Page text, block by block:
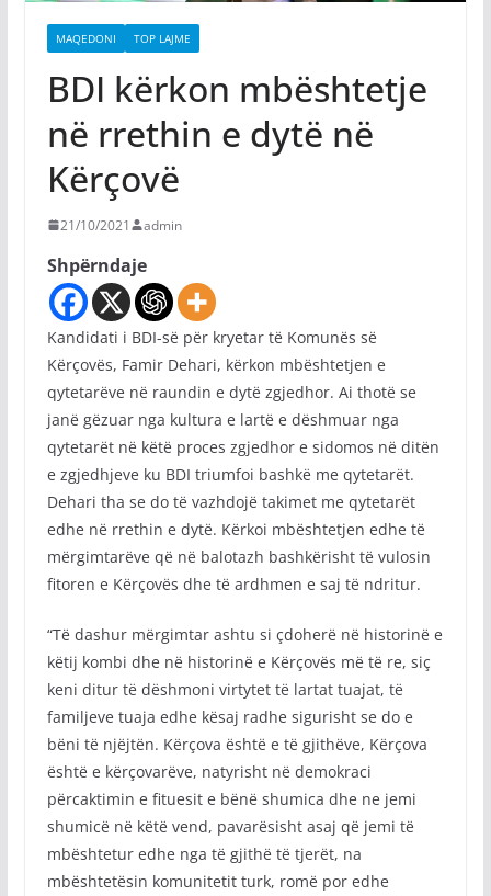
MAQEDONI TOP LAJME
BDI kërkon mbështetje
në rrethin e dytë në
Kërçovë
21/10/2021 admin
Shpërndaje
Kandidati i BDI-së për kryetar të Komunës së
Kërçovës, Famir Dehari, kërkon mbështetjen e
qytetarëve në raundin e dytë zgjedhor. Ai thotë se
janë gëzuar nga kultura e lartë e dëshmuar nga
qytetarët në këtë proces zgjedhor e sidomos në ditën
e zgjedhjeve ku BDI triumfoi bashkë me qytetarët.
Dehari tha se do të vazhdojë takimet me qytetarët
edhe në rrethin e dytë. Kërkoi mbështetjen edhe të
mërgimtarëve që në balotazh bashkërisht të vulosin
fitoren e Kërçovës dhe të ardhmen e saj të ndritur.
“Të dashur mërgimtar ashtu si çdoherë në historinë e
këtij kombi dhe në historinë e Kërçovës më të re, siç
keni ditur të dëshmoni virtytet të lartat tuajat, të
familjeve tuaja edhe kësaj radhe sigurisht se do e
bëni të njëjtën. Kërçova është e të gjithëve, Kërçova
është e kërçovarëve, natyrisht në demokraci
përcaktimin e fituesit e bënë shumica dhe ne jemi
shumicë në këtë vend, pavarësisht asaj që jemi të
mbështetur edhe nga të gjithë të tjerët, na
mbështetësin komunitetit turk, romë por edhe